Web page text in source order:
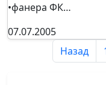
•фанера ФК…
07.07.2005
Назад